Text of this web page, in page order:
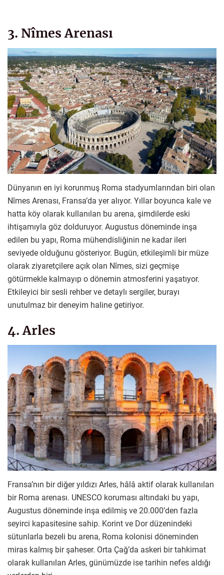
3. Nîmes Arenası
Dünyanın en iyi korunmuş Roma stadyumlarından biri olan
Nîmes Arenası, Fransa’da yer alıyor. Yıllar boyunca kale ve
hatta köy olarak kullanılan bu arena, şimdilerde eski
ihtişamıyla göz dolduruyor. Augustus döneminde inşa
edilen bu yapı, Roma mühendisliğinin ne kadar ileri
seviyede olduğunu gösteriyor. Bugün, etkileşimli bir müze
olarak ziyaretçilere açık olan Nîmes, sizi geçmişe
götürmekle kalmayıp o dönemin atmosferini yaşatıyor.
Etkileyici bir sesli rehber ve detaylı sergiler, burayı
unutulmaz bir deneyim haline getiriyor.
4. Arles
Fransa’nın bir diğer yıldızı Arles, hâlâ aktif olarak kullanılan
bir Roma arenası. UNESCO koruması altındaki bu yapı,
Augustus döneminde inşa edilmiş ve 20.000’den fazla
seyirci kapasitesine sahip. Korint ve Dor düzenindeki
sütunlarla bezeli bu arena, Roma kolonisi döneminden
miras kalmış bir şaheser. Orta Çağ’da askeri bir tahkimat
olarak kullanılan Arles, günümüzde ise tarihin nefes aldığı